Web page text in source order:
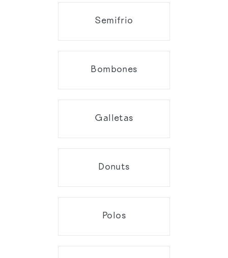
Semifrio
Bombones
Galletas
Donuts
Polos